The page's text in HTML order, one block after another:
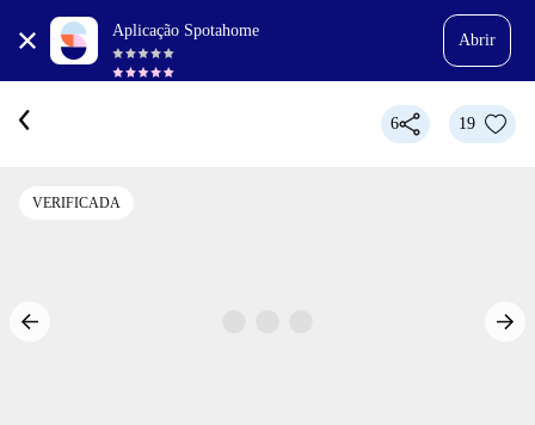
Aplicação Spotahome
Abrir
6 19
VERIFICADA